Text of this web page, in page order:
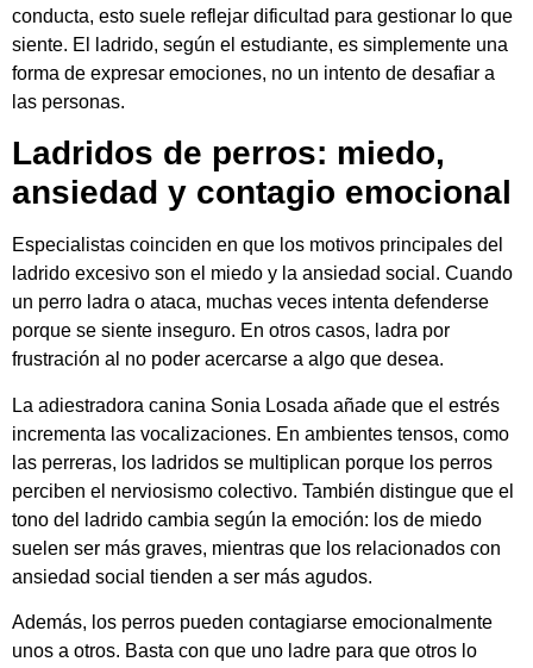
conducta, esto suele reflejar dificultad para gestionar lo que
siente. El ladrido, según el estudiante, es simplemente una
forma de expresar emociones, no un intento de desafiar a
las personas.
Ladridos de perros: miedo,
ansiedad y contagio emocional
Especialistas coinciden en que los motivos principales del
ladrido excesivo son el miedo y la ansiedad social. Cuando
un perro ladra o ataca, muchas veces intenta defenderse
porque se siente inseguro. En otros casos, ladra por
frustración al no poder acercarse a algo que desea.
La adiestradora canina Sonia Losada añade que el estrés
incrementa las vocalizaciones. En ambientes tensos, como
las perreras, los ladridos se multiplican porque los perros
perciben el nerviosismo colectivo. También distingue que el
tono del ladrido cambia según la emoción: los de miedo
suelen ser más graves, mientras que los relacionados con
ansiedad social tienden a ser más agudos.
Además, los perros pueden contagiarse emocionalmente
unos a otros. Basta con que uno ladre para que otros lo